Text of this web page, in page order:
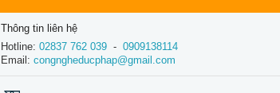
Thông tin liên hệ
Hotline: 02837 762 039 - 0909138114
Email: congngheducphap@gmail.com